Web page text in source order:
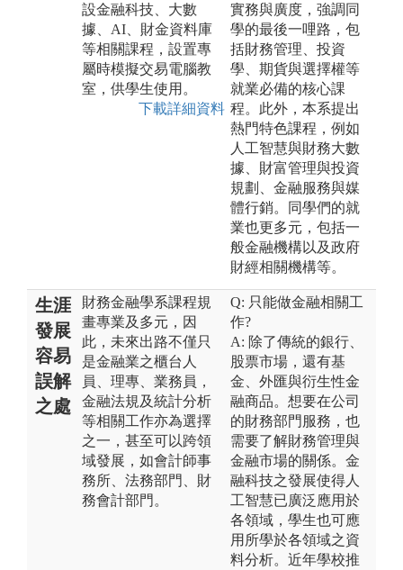
設金融科技、大數
據、AI、財金資料庫
等相關課程，設置專
屬時模擬交易電腦教
室，供學生使用。
下載詳細資料
實務與廣度，強調同
學的最後一哩路，包
括財務管理、投資
學、期貨與選擇權等
就業必備的核心課
程。此外，本系提出
熱門特色課程，例如
人工智慧與財務大數
據、財富管理與投資
規劃、金融服務與媒
體行銷。同學們的就
業也更多元，包括一
般金融機構以及政府
財經相關機構等。
生涯
發展
容易
誤解
之處
財務金融學系課程規
畫專業及多元，因
此，未來出路不僅只
是金融業之櫃台人
員、理專、業務員，
金融法規及統計分析
等相關工作亦為選擇
之一，甚至可以跨領
域發展，如會計師事
務所、法務部門、財
務會計部門。
Q: 只能做金融相關工
作?
A: 除了傳統的銀行、
股票市場，還有基
金、外匯與衍生性金
融商品。想要在公司
的財務部門服務，也
需要了解財務管理與
金融市場的關係。金
融科技之發展使得人
工智慧已廣泛應用於
各領域，學生也可應
用所學於各領域之資
料分析。近年學校推